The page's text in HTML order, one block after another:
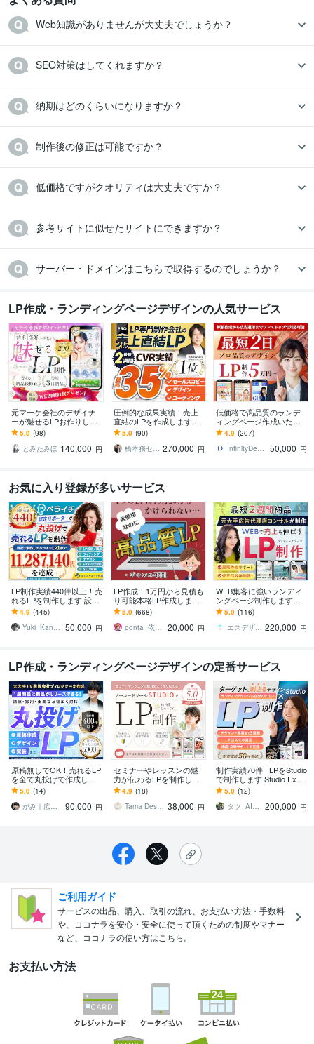
Web知識がありませんが大丈夫でしょうか？
SEO対策はしてくれますか？
納期はどのくらいになりますか？
制作後の修正は可能ですか？
低価格ですがクオリティは大丈夫ですか？
参考サイトに似せたサイトにできますか？
サーバー・ドメインはこちらで取得するのでしょうか？
LP作成・ランディングページデザインの人気サービス
元マーケ会社のデザイナ
ーが魅せるLPお作りしま
す マーケティング視点で
反応を高めるLPを設計！
5.0 (98)
とみたみほ 140,000 円
圧倒的な成果実績！売上
直結のLPを作成します Go
ogle・Meta広告で成果！
原稿ゼロから丸投げOK
5.0 (90)
橋本務セールスデザインオフィス合同会社 270,000 円
低価格で高品質のランデ
ィングページ作成いたし
ます ココナラ実績100件
以上の実績ありハイクオ
リティLP制作
4.9 (207)
InfinityDesign1127
50,000 円
お気に入り登録が多いサービス
LP制作実績440件以上！売
れるLPを制作します 設
計、構成からライティン
グ、デザインまで全て丸
投げ対応可能！
4.9 (445)
Yuki_Kanamaru 50,000 円
LP作成！1万円から見積も
り可能本格LP作成します
元広告代理店勤務、現ア
フィリエイターがLP作成
★サンプルあり
5.0 (668)
ponta_依頼多数のため返信遅れます
20,000 円
WEB集客に強いランディ
ングページ制作します
【公式PRO認定済】広告
成果を最大化するLPを制
作します
5.0 (116)
エスデザインマーケティング 220,000 円
LP作成・ランディングページデザインの定番サービス
原稿無しでOK！売れるLP
を全て丸投げで作成しま
す UTAGE可｜元TV通販
大手ディレクターが作る
高反応率のLP
5.0 (14)
がみ｜広告LP専門デザイナー
90,000 円
セミナーやレッスンの魅
力が伝わるLPを制作しま
す STUDIOで制作×女性向
けデザイン×親切丁寧サポ
ート
4.9 (18)
Tama Design 38,000 円
制作実績70件 | LPをStudio
で制作します Studio Expe
rtsに加盟したプロデザイ
ナーが対応
5.0 (12)
タツ_AI×Webデザイン
200,000 円
ご利用ガイド
サービスの出品、購入、取引の流れ、お支払い方法・手数料
や、ココナラを安心・安全に使って頂くための制度やマナー
など、ココナラの使い方はこちら。
お支払い方法